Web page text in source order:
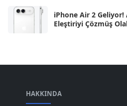
[59]
Ara 2023 [101]
iPhone Air 2 Geliyor!
Eleştiriyi Çözmüş
HAKKINDA